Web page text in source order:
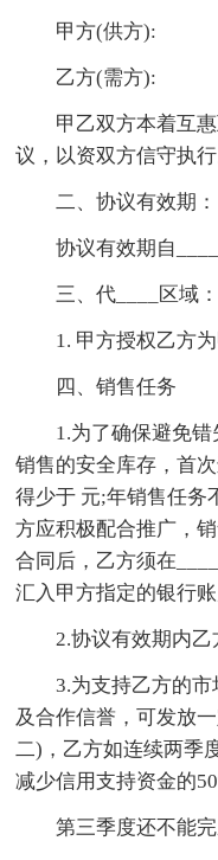
甲方(供方):
乙方(需方):
甲乙双方本着互
议，以资双方信守执行
二、协议有效期：
协议有效期自
三、代____区域：
1. 甲方授权乙方
四、销售任务
1.为了确保避免
销售的安全库存，首
得少于 元;年销售任务
方应积极配合推广，
合同后，乙方须在
汇入甲方指定的银行
2.协议有效期内
3.为支持乙方的
及合作信誉，可发放
二)，乙方如连续两季
减少信用支持资金的
第三季度还不能